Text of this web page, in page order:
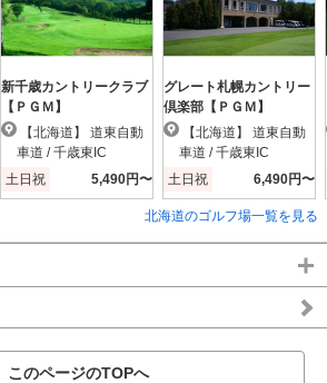
新千歳カントリークラブ
【ＰＧＭ】
車道 / 千歳東IC
土日祝
5,490円〜
グレート札幌カントリー
倶楽部【ＰＧＭ】
車道 / 千歳東IC
土日祝
6,490円〜
北海道のゴルフ場一覧を見る
このページのTOPへ